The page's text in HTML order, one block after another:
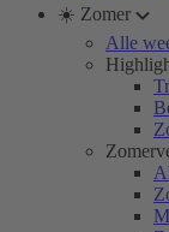
☀️ Zomer
Alle